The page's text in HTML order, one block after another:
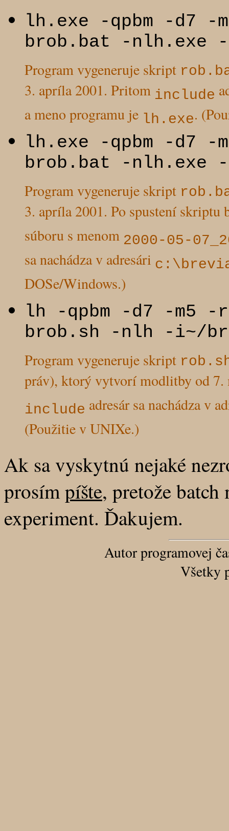
lh.exe -qpbm -d7 -
brob.bat -
Program vygeneruje skript
3. apríla 2001. Pritom include
a meno programu je lh.exe.
lh.exe -qpbm -d7 -
brob.bat -
Program vygeneruje skript
3. apríla 2001. Po spustení
súboru s menom 2000-05-
sa nachádza v adresári
DOSe/Windows.)
lh -qpbm -d7 -m5
brob.sh -nlh -i~/
Program vygeneruje skript
práv), ktorý vytvorí modlitby od
include adresár sa nachádza v
(Použitie v UNIXe.)
Ak sa vyskytnú nejaké
prosímpíšte, pretože
experiment. Ďakujem.
Autor programovej
Všetky